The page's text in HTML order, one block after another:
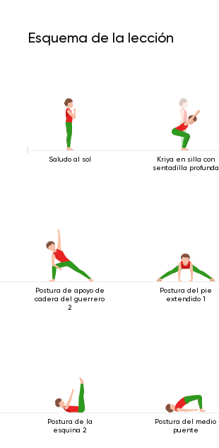
Esquema de la lección
Saludo al sol
Kriya en silla con
sentadilla profunda
Postura de apoyo de
cadera del guerrero
2
Postura del pie
extendido 1
Postura de la
esquina 2
Postura del medio
puente